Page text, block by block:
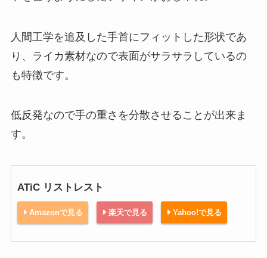
人間工学を追及した手首にフィットした形状であ
り、ライカ素材なので表面がサラサラしているの
も特徴です。
低反発なので手の重さを分散させることが出来ま
す。
ATiC リストレスト
Amazonで見る 楽天で見る Yahoo!で見る